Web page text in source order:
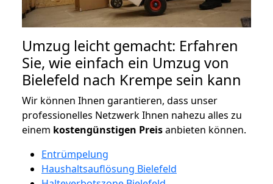
Umzug leicht gemacht: Erfahren
Sie, wie einfach ein Umzug von
Bielefeld nach Krempe sein kann
Wir können Ihnen garantieren, dass unser
professionelles Netzwerk Ihnen nahezu alles zu
einem kostengünstigen Preisanbieten können.
Entrümpelung
Haushaltsauflösung Bielefeld